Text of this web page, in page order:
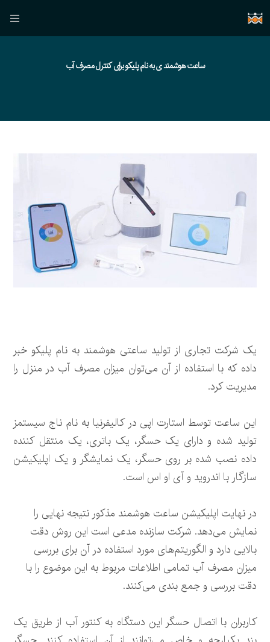
ساعت هوشمند ی به نام پلیکو برای کنترل مصرف آب
یک شرکت تجاری از تولید ساعتی هوشمند به نام پلیکو خبر
داده که با استفاده از آن می‌توان میزان مصرف آب در منزل را
مدیریت کرد.
این ساعت توسط استارت اپی در کالیفرنیا به نام ناج سیستمز
تولید شده و دارای یک حسگر، یک باتری، یک منتقل کننده
داده نصب شده بر روی حسگر، یک نمایشگر و یک اپلیکیشن
سازگار با اندروید و آی او اس است.
در نهایت اپلیکیشن ساعت هوشمند مذکور نتیجه نهایی را
نمایش می‌دهد. شرکت سازنده مدعی است این روش دقت
بالایی دارد و الگوریتم‌های مورد استفاده در آن برای بررسی
میزان مصرف آب تمامی اطلاعات مربوط به این موضوع را با
دقت بررسی و جمع بندی می‌کنند.
کاربران با اتصال حسگر این دستگاه به کنتور آب از طریق یک